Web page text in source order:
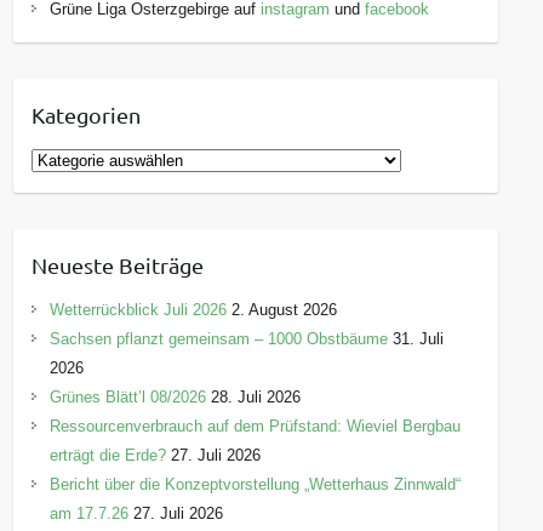
Grüne Liga Osterzgebirge auf instagram undfacebook
Kategorien
K
a
g
o
r
e
n
Neueste Beiträge
Wetterrückblick Juli 2026 2. August 2026
Sachsen pflanzt gemeinsam – 1000 Obstbäume 31. Juli
2026
Grünes Blätt’l 08/2026 28. Juli 2026
Ressourcenverbrauch auf dem Prüfstand: Wieviel Bergbau
erträgt die Erde? 27. Juli 2026
Bericht über die Konzeptvorstellung „Wetterhaus Zinnwald“
am 17.7.26 27. Juli 2026